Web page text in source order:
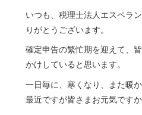
いつも、税理士法人エスペラ
りがとうございます。
確定申告の繁忙期を迎えて、
かけしていると思います。
一日毎に、寒くなり、また暖
最近ですが皆さまお元気ですか